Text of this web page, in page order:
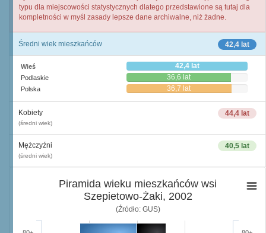
typu dla miejscowości statystycznych dlatego przedstawione są tutaj dla
kompletności w myśl zasady lepsze dane archiwalne, niż żadne.
42,4 lat
Średni wiek mieszkańców
Wieś 42,4 lat
Podlaskie 36,6 lat
Polska 36,7 lat
44,4 lat
Kobiety
(średni wiek)
40,5 lat
Mężczyźni
(średni wiek)
Piramida wieku mieszkańców wsi
Szepietowo-Żaki, 2002
(Źródło: GUS)